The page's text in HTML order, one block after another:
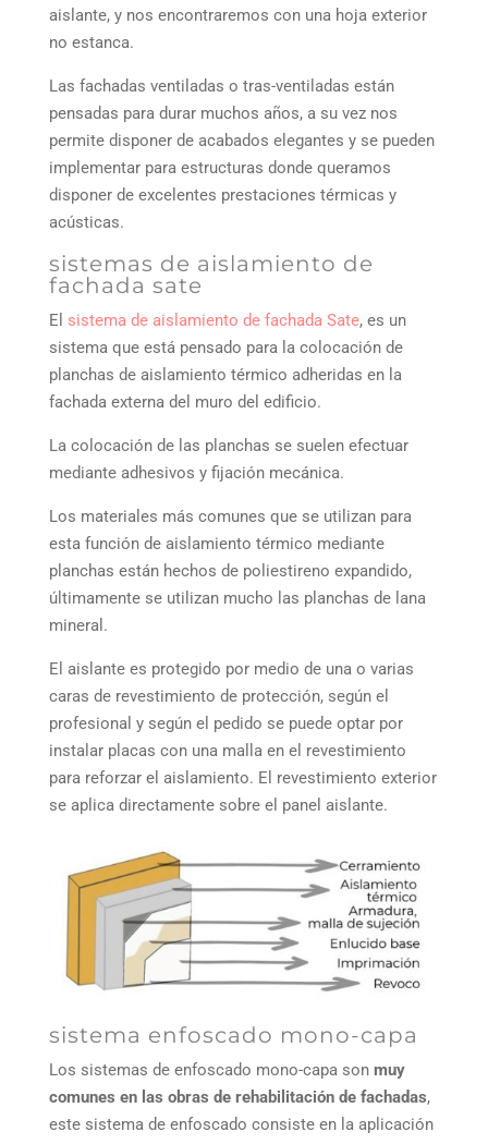
aislante, y nos encontraremos con una hoja exterior
no estanca.
Las fachadas ventiladas o tras-ventiladas están
pensadas para durar muchos años, a su vez nos
permite disponer de acabados elegantes y se pueden
implementar para estructuras donde queramos
disponer de excelentes prestaciones térmicas y
acústicas.
sistemas de aislamiento de
fachada sate
El sistema de aislamiento de fachada Sate, es un
sistema que está pensado para la colocación de
planchas de aislamiento térmico adheridas en la
fachada externa del muro del edificio.
La colocación de las planchas se suelen efectuar
mediante adhesivos y fijación mecánica.
Los materiales más comunes que se utilizan para
esta función de aislamiento térmico mediante
planchas están hechos de poliestireno expandido,
últimamente se utilizan mucho las planchas de lana
mineral.
El aislante es protegido por medio de una o varias
caras de revestimiento de protección, según el
profesional y según el pedido se puede optar por
instalar placas con una malla en el revestimiento
para reforzar el aislamiento. El revestimiento exterior
se aplica directamente sobre el panel aislante.
sistema enfoscado mono-capa
Los sistemas de enfoscado mono-capa son muy
comunes en las obras de rehabilitación de fachadas,
este sistema de enfoscado consiste en la aplicación